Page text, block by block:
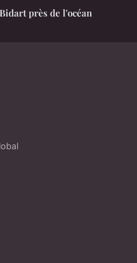
près de l'océan